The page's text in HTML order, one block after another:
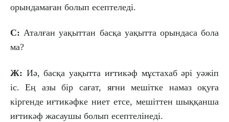
орындамаған болып есептеледі.
С:Аталған уақыттан басқа уақытта орындаса бола
ма?
Ж: Иә, басқа уақытта иғтикәф мұстахаб әрі уәжіп
іс. Ең азы бір сағат, яғни мешітке намаз оқуға
кіргенде иғтикәфке ниет етсе, мешіттен шыққанша
иғтикәф жасаушы болып есептелінеді.